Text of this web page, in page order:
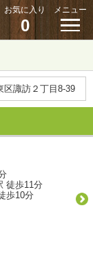
お気に入り
0
メニュー
区諏訪２丁目8-39
徒歩11分
歩10分